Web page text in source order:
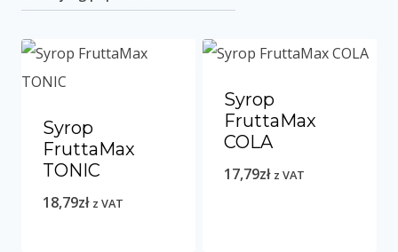
popularności
Syrop
FruttaMax
TONIC
18,79zł z VAT
Syrop
FruttaMax
COLA
17,79zł z VAT